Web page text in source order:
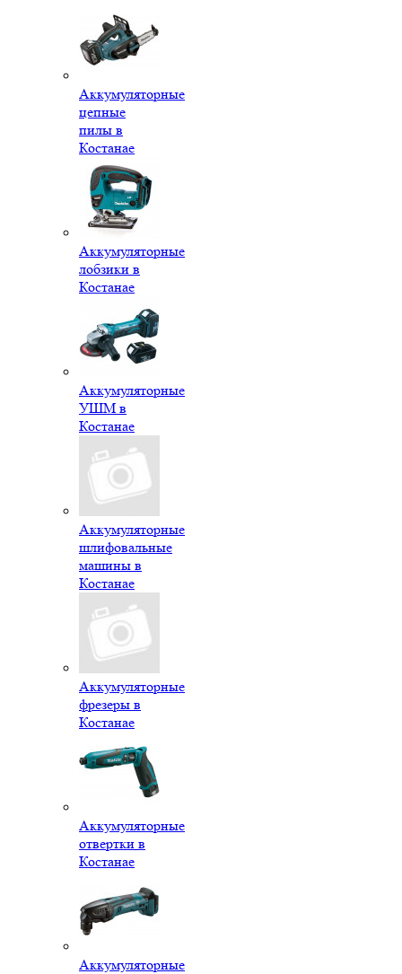
Аккумуляторные
цепные
пилы в
Костанае
Аккумуляторные
лобзики в
Костанае
Аккумуляторные
УШМ в
Костанае
Аккумуляторные
шлифовальные
машины в
Костанае
Аккумуляторные
фрезеры в
Костанае
Аккумуляторные
отвертки в
Костанае
Аккумуляторные